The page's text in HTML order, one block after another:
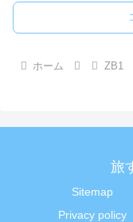
ホーム ZB1
旅
Sitemap
Privacy policy